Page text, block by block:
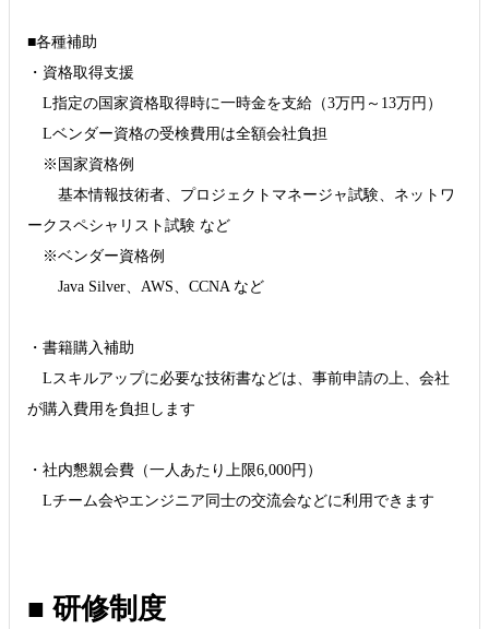
■各種補助
・資格取得支援
L指定の国家資格取得時に一時金を支給（3万円～13万円）
Lベンダー資格の受検費用は全額会社負担
※国家資格例
基本情報技術者、プロジェクトマネージャ試験、ネットワ
ークスペシャリスト試験 など
※ベンダー資格例
Java Silver、AWS、CCNA など
・書籍購入補助
Lスキルアップに必要な技術書などは、事前申請の上、会社
が購入費用を負担します
・社内懇親会費（一人あたり上限6,000円）
Lチーム会やエンジニア同士の交流会などに利用できます
■ 研修制度